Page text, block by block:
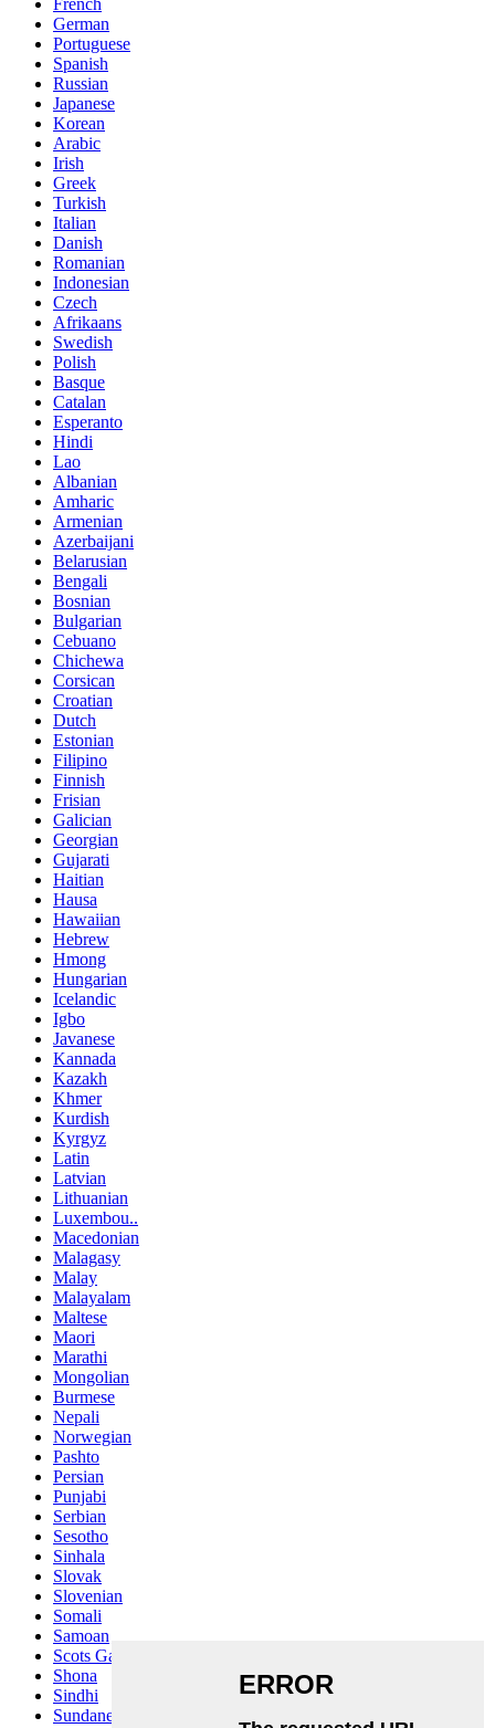
French
German
Portuguese
Spanish
Russian
Japanese
Korean
Arabic
Irish
Greek
Turkish
Italian
Danish
Romanian
Indonesian
Czech
Afrikaans
Swedish
Polish
Basque
Catalan
Esperanto
Hindi
Lao
Albanian
Amharic
Armenian
Azerbaijani
Belarusian
Bengali
Bosnian
Bulgarian
Cebuano
Chichewa
Corsican
Croatian
Dutch
Estonian
Filipino
Finnish
Frisian
Galician
Georgian
Gujarati
Haitian
Hausa
Hawaiian
Hebrew
Hmong
Hungarian
Icelandic
Igbo
Javanese
Kannada
Kazakh
Khmer
Kurdish
Kyrgyz
Latin
Latvian
Lithuanian
Luxembou..
Macedonian
Malagasy
Malay
Malayalam
Maltese
Maori
Marathi
Mongolian
Burmese
Nepali
Norwegian
Pashto
Persian
Punjabi
Serbian
Sesotho
Sinhala
Slovak
Slovenian
Somali
Samoan
Scots Gaelic
Shona
Sindhi
Sundanese